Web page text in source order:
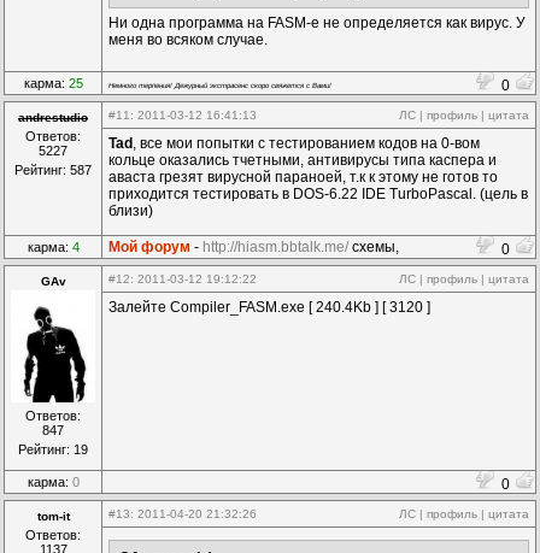
Ни одна программа на FASM-е не определяется как вирус. У
меня во всяком случае.
карма: 25 Немного терпения! Дежурный экстрасенс скоро свяжется с Вами! 0
andrestudio
Ответов:
5227
Рейтинг: 587
#11 : 2011-03-12 16:41:13 ЛС | профиль | цитата
Tad , все мои попытки с тестированием кодов на 0-вом
кольце оказались тчетными, антивирусы типа каспера и
аваста грезят вирусной параноей, т.к к этому не готов то
приходится тестировать в DOS-6.22 IDE TurboPascal. (цель в
близи)
карма: 4 Мой форум - http://hiasm.bbtalk.me/ схемы,
компоненты...
0
GAv
Ответов:
847
Рейтинг: 19
#12: 2011-03-12 19:12:22 ЛС | профиль | цитата
Залейте Compiler_FASM.exe [ 240.4Kb ] [ 3120 ]
карма: 0 0
tom-it
Ответов:
1137
#13: 2011-04-20 21:32:26 ЛС | профиль | цитата